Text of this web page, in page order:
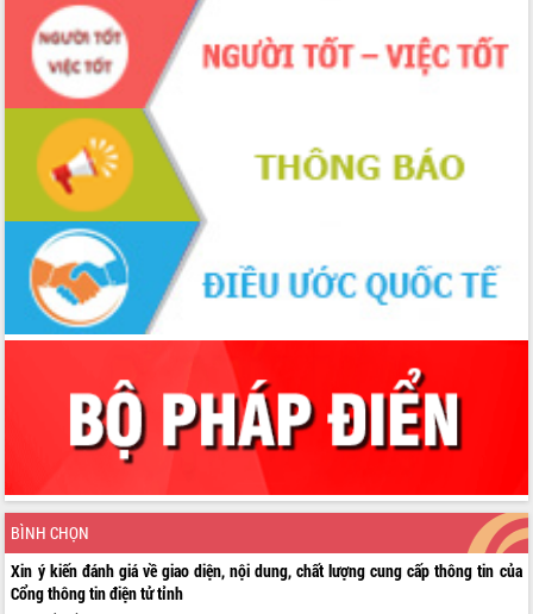
BÌNH CHỌN
Xin ý kiến đánh giá về giao diện, nội dung, chất lượng cung cấp thông tin của
Cổng thông tin điện tử tỉnh